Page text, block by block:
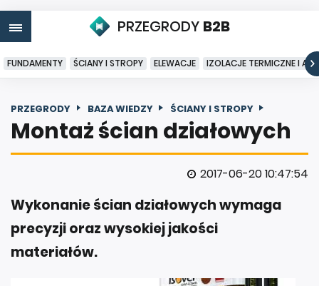
PRZEGRODY B2B
FUNDAMENTY ŚCIANY I STROPY ELEWACJE IZOLACJE TERMICZNE I
PRZEGRODY BAZA WIEDZY ŚCIANY I STROPY
Montaż ścian działowych
2017-06-20 10:47:54
Wykonanie ścian działowych wymaga
precyzji oraz wysokiej jakości
materiałów.